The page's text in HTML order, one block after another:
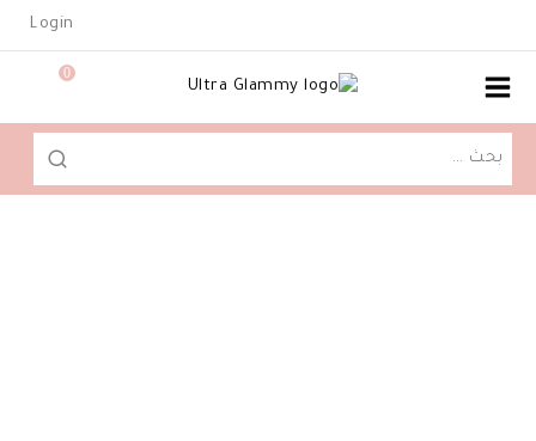
Login
0
البحث